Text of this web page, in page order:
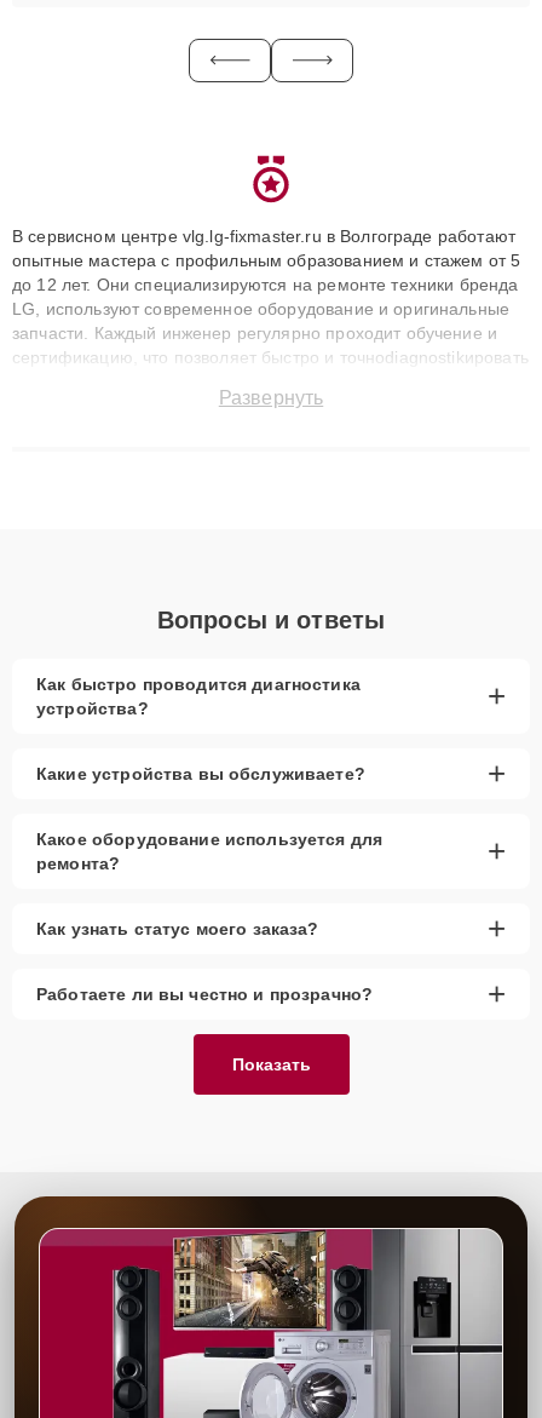
В сервисном центре vlg.lg-fixmaster.ru в Волгограде работают
опытные мастера с профильным образованием и стажем от 5
до 12 лет. Они специализируются на ремонте техники бренда
LG, используют современное оборудование и оригинальные
запчасти. Каждый инженер регулярно проходит обучение и
сертификацию, что позволяет быстро и точноdiagnostikировать
до 3 лет. Наши мастера решают сложные случаи: от замены
Развернуть
Вопросы и ответы
Как быстро проводится диагностика
устройства?
+
Какие устройства вы обслуживаете? +
Какое оборудование используется для
ремонта?
+
Как узнать статус моего заказа? +
Работаете ли вы честно и прозрачно? +
Показать